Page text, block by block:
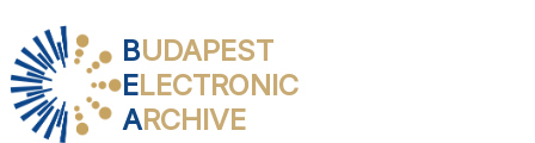
BUDAPEST
ELECTRONIC
ARCHIVE